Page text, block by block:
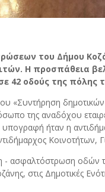
του Δήμου
Η προσπάθεια
42 οδούς της πόλης
«Συντήρηση
της αναδόχου
υπογραφή ήταν η
Κοινοτήτων,
ασφαλτόστρωση οδών
στις Δημοτικές